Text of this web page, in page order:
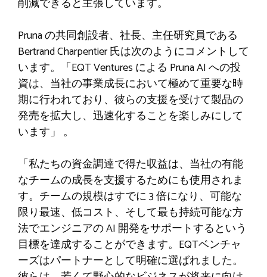
Pruna の共同創設者、社長、主任研究員である
Bertrand Charpentier 氏は次のようにコメントして
います。「EQT Ventures による Pruna AI への投
資は、当社の事業成長において極めて重要な時
期に行われており、彼らの支援を受けて製品の
発売を拡大し、迅速化することを楽しみにして
います」 。
「私たちの資金調達で得た収益は、当社の有能
なチームの成長を支援するためにも使用されま
す。チームの規模はすでに 3 倍になり、可能な
限り最速、低コスト、そして最も持続可能な方
法でエンジニアの AI 開発をサポートするという
目標を達成することができます。EQTベンチャ
ーズはパートナーとして明確に選ばれました。